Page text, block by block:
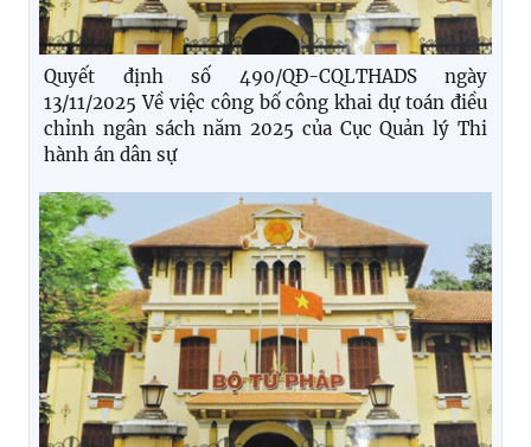
Quyết định số 490/QĐ-CQLTHADS ngày
13/11/2025 Về việc công bố công khai dự toán điều
chỉnh ngân sách năm 2025 của Cục Quản lý Thi
hành án dân sự